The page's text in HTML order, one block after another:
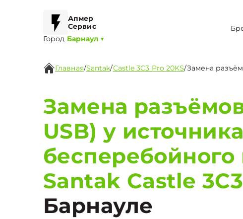
Апмер
Сервис
Город Барнаул ▼
Главная/Santak/Castle 3C3 Pro 20KS/Замена
Замена
USB) у источника
бесперебойного
Santak Castle
Барнауле